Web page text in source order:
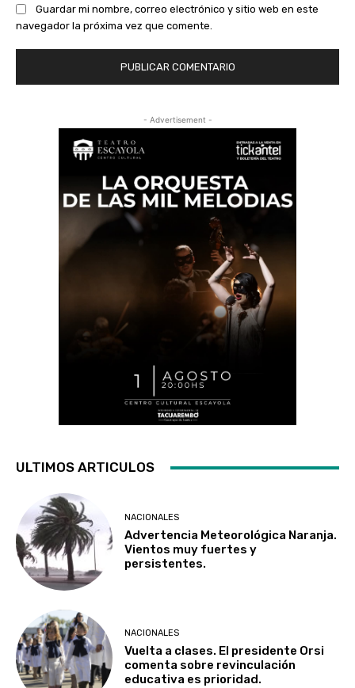
Guardar mi nombre, correo electrónico y sitio web en este
navegador la próxima vez que comente.
- Advertisement -
ULTIMOS ARTICULOS
NACIONALES
Advertencia Meteorológica Naranja.
Vientos muy fuertes y
persistentes.
NACIONALES
Vuelta a clases. El presidente Orsi
comenta sobre revinculación
educativa es prioridad.